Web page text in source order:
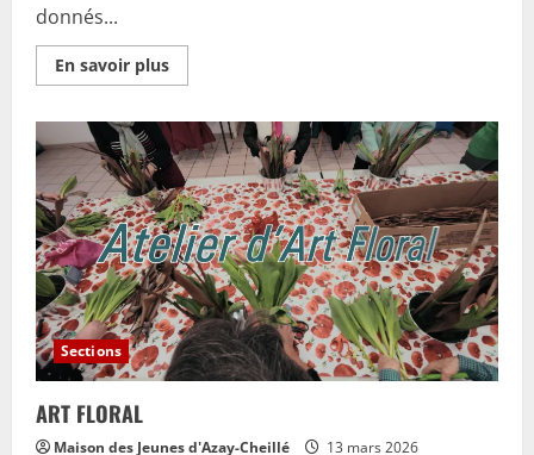
donnés...
En savoir plusEn
savoir
Le
monde
est
à
nous
Sections
ART FLORAL
Maison des Jeunes d'Azay-Cheillé 13 mars 2026